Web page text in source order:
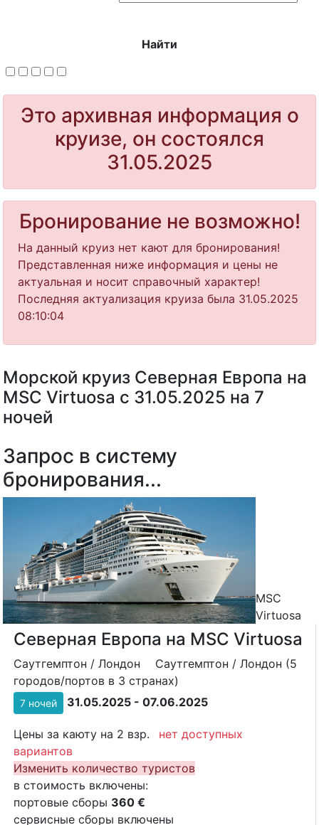
Найти
Это архивная информация о
круизе, он состоялся
31.05.2025
Бронирование не возможно!
На данный круиз нет кают для бронирования!
Представленная ниже информация и цены не
актуальная и носит справочный характер!
Последняя актуализация круиза была 31.05.2025
08:10:04
Морской круиз Северная Европа на
MSC Virtuosa с 31.05.2025 на 7
ночей
MSC
Virtuosa
Северная Европа на MSC Virtuosa
Саутгемптон / Лондон
Саутгемптон / Лондон (5
городов/портов в 3 странах)
7 ночей 31.05.2025 - 07.06.2025
Цены за каюту на 2 взр.
нет доступных
вариантов
Изменить количество туристов
в стоимость включены:
портовые сборы 360 €
сервисные сборы включены
Запрос в систему
бронирования...